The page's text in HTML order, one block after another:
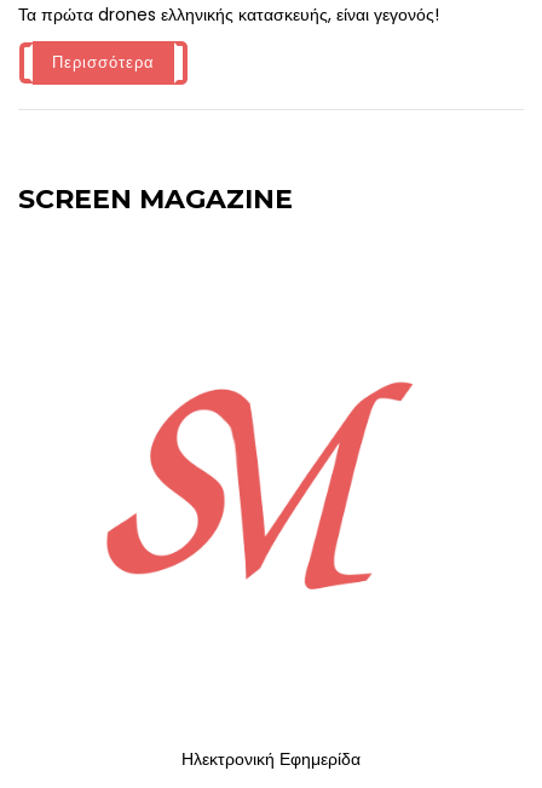
Τα πρώτα drones ελληνικής κατασκευής, είναι γεγονός!
Περισσότερα
SCREEN MAGAZINE
Ηλεκτρονική Εφημερίδα